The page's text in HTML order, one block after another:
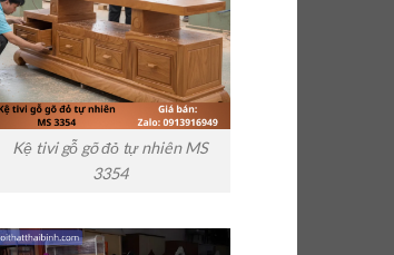
Kệ tivi gỗ gõ đỏ tự nhiên MS
3354